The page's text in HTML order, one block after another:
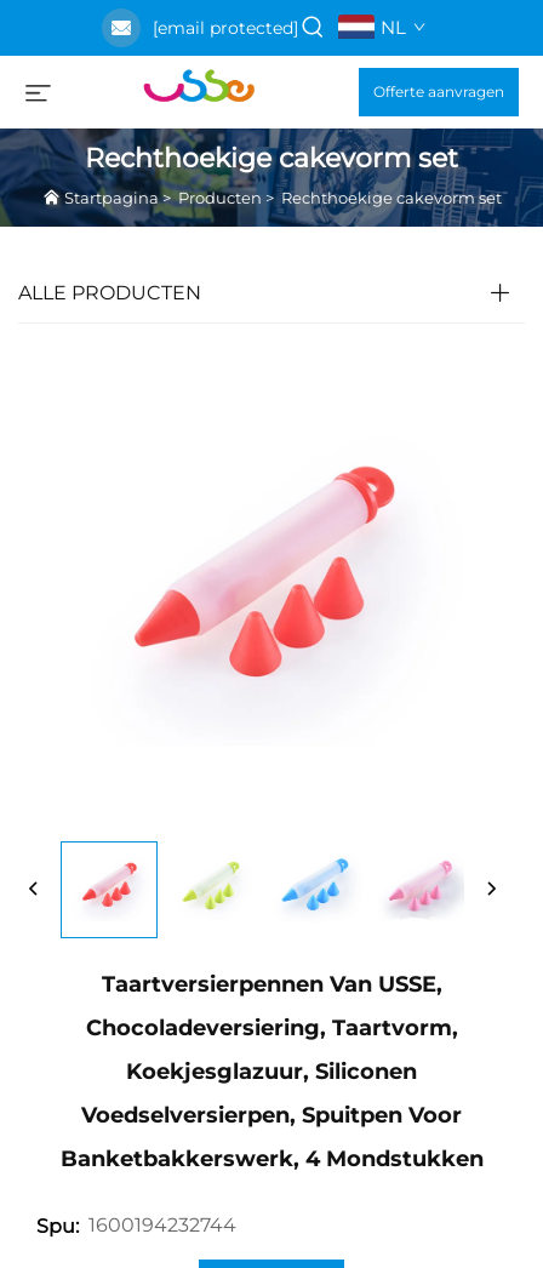
[email protected] NL
Offerte aanvragen
Rechthoekige cakevorm set
Startpagina>Producten >Rechthoekige cakevorm set
ALLE PRODUCTEN
Taartversierpennen Van USSE,
Chocoladeversiering, Taartvorm,
Koekjesglazuur, Siliconen
Voedselversierpen, Spuitpen Voor
Banketbakkerswerk, 4 Mondstukken
Spu: 1600194232744